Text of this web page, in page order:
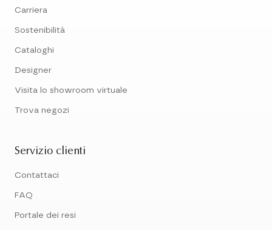
Carriera
Sostenibilità
Cataloghi
Designer
Visita lo showroom virtuale
Trova negozi
Servizio clienti
Contattaci
FAQ
Portale dei resi